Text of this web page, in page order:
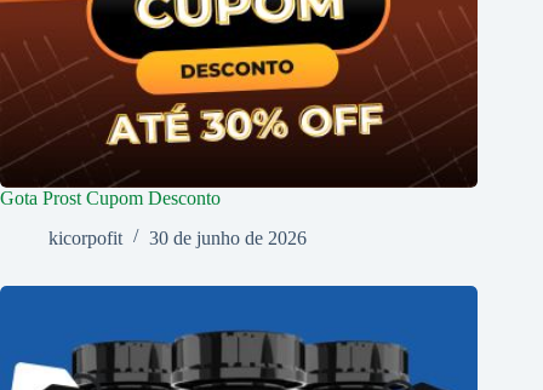
Gota Prost Cupom Desconto
kicorpofit
30 de junho de 2026